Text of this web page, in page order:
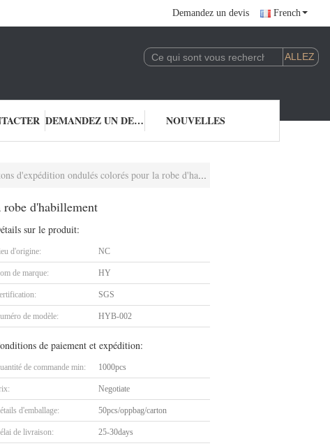
Demandez un devis French
DEMANDEZ UN DEVIS NOUVELLES
ondulés colorés pour la robe d'habillement
d'habillement
sur le produit:
d'origine: NC
de marque: HY
SGS
de modèle: HYB-002
de paiement et expédition:
de commande min: 1000pcs
Negotiate
d'emballage: 50pcs/oppbag/carton
de livraison: 25-30days